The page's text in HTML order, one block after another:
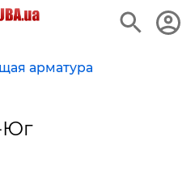
арматура